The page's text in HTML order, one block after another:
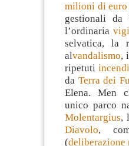
milioni di
gestionali da
l’ordinaria
selvatica, la
alvandalismo,
ripetuti
da Terra dei
Elena. Men
unico parco
Molentargius,
Diavolo,
(deliberazione